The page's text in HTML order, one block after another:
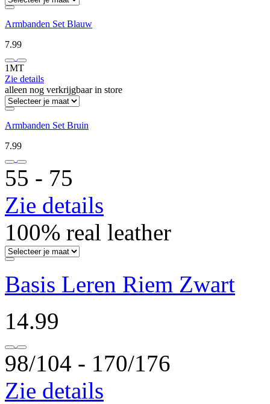
Armbanden Set Blauw
7.99
1MT
Zie details
alleen nog verkrijgbaar in store
Armbanden Set Bruin
7.99
55 ‐ 75
Zie details
100% real leather
Basis Leren Riem Zwart
14.99
98/104 ‐ 170/176
Zie details